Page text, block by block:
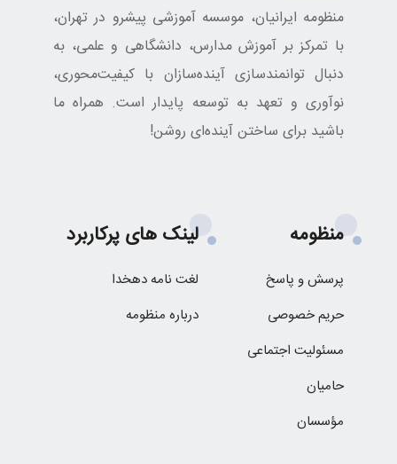
منظومه ایرانیان، موسسه آموزشی پیشرو در تهران،
با تمرکز بر آموزش مدارس، دانشگاهی و علمی، به
دنبال توانمندسازی آینده‌سازان با کیفیت‌محوری،
نوآوری و تعهد به توسعه پایدار است. همراه ما
باشید برای ساختن آینده‌ای روشن!
منظومه
پرسش و پاسخ
حریم خصوصی
مسئولیت اجتماعی
حامیان
مؤسسان
لینک های پرکاربرد
لغت نامه دهخدا
درباره منظومه